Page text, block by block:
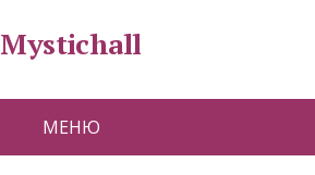
Mystichall
МЕНЮ